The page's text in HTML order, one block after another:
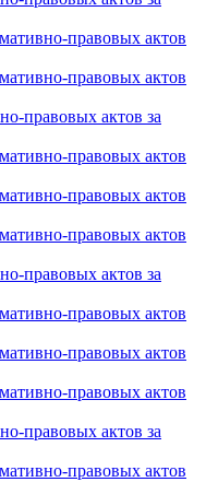
правовых актов
правовых актов
правовых актов за
правовых актов
правовых актов
правовых актов
правовых актов за
правовых актов
правовых актов
правовых актов
правовых актов за
правовых актов